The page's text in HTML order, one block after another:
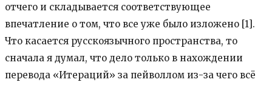
отчего и складывается соответствующее
впечатление о том, что все уже было изложено [1].
Что касается русскоязычного пространства, то
сначала я думал, что дело только в нахождении
перевода «Итераций» за пейволлом из-за чего всё